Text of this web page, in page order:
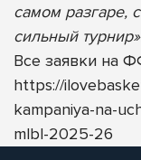
самом разгаре,
сильный
Все заявки на
https://
kampaniya-na-
mlbl-2025-26